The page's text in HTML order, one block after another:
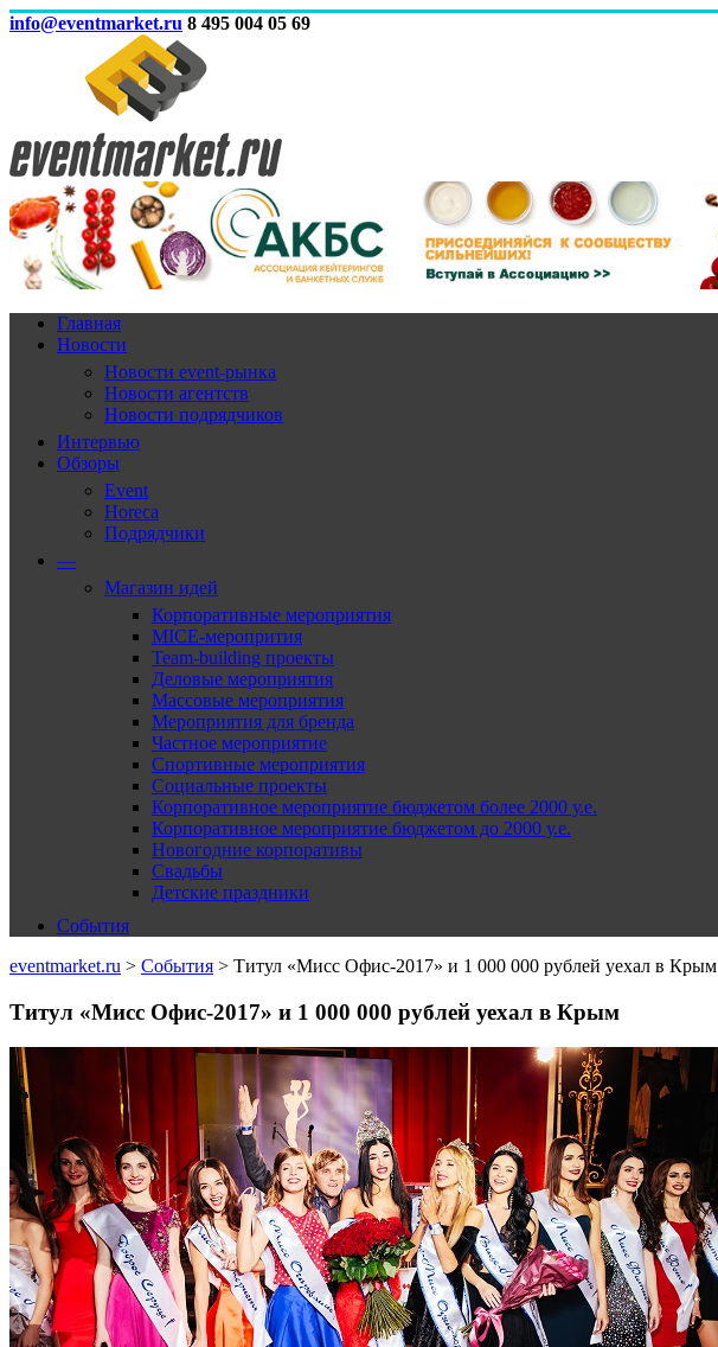
info@eventmarket.ru 8 495 004 05 69
Главная
Новости
Новости event-рынка
Новости агентств
Новости подрядчиков
Интервью
Обзоры
Event
Horeca
Подрядчики
—
Магазин идей
Корпоративные мероприятия
MICE-меропрития
Team-building проекты
Деловые мероприятия
Массовые мероприятия
Мероприятия для бренда
Частное мероприятие
Спортивные мероприятия
Социальные проекты
Корпоративное мероприятие бюджетом более 2000 у.е.
Корпоративное мероприятие бюджетом до 2000 у.е.
Новогодние корпоративы
Свадьбы
Детские праздники
События
eventmarket.ru > События > Титул «Мисс Офис-2017» и 1 000 000 рублей уехал в Крым
Титул «Мисс Офис-2017» и 1 000 000 рублей уехал в Крым